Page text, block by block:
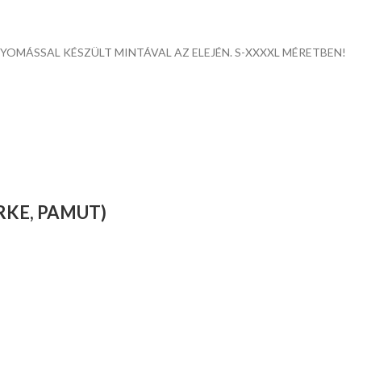
KÉSZÜLT MINTÁVAL AZ ELEJÉN. S-XXXXL MÉRETBEN!
PAMUT)